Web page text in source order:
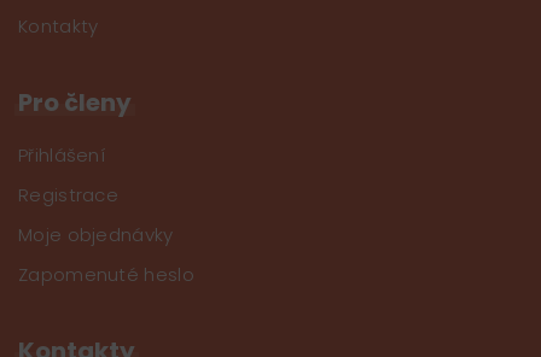
Kontakty
Pro členy
Přihlášení
Registrace
Moje objednávky
Zapomenuté heslo